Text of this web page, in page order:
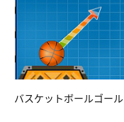
バスケットボールゴール